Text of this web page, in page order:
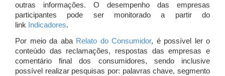
outras informações. O desempenho das empresas
participantes pode ser monitorado a partir do
link Indicadores.
Por meio da aba Relato do Consumidor, é possível ler o
conteúdo das reclamações, respostas das empresas e
comentário final dos consumidores, sendo inclusive
possível realizar pesquisas por: palavras chave, segmento